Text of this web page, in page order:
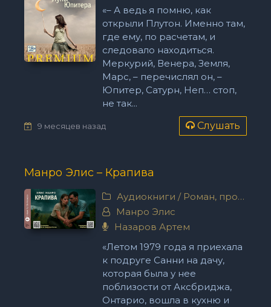
«– А ведь я помню, как
открыли Плутон. Именно там,
где ему, по расчетам, и
следовало находиться.
Меркурий, Венера, Земля,
Марс, – перечислял он, –
Юпитер, Сатурн, Неп… стоп,
не так...
9 месяцев назад Слушать
Манро Элис – Крапива
Аудиокниги / Роман, проза
Манро Элис
Назаров Артем
«Летом 1979 года я приехала
к подруге Санни на дачу,
которая была у нее
поблизости от Аксбриджа,
Онтарио, вошла в кухню и